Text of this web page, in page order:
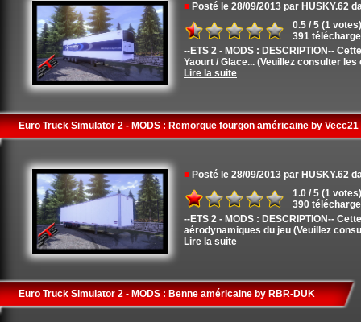
■ Posté le 28/09/2013 par HUSKY.62
0.5 / 5 (1 votes)
391
--ETS 2 - MODS : DESCRIPTION--
Yaourt / Glace... (Veuillez consulter
Lire la suite
Euro Truck Simulator 2 - MODS : Remorque fourgon américaine by Vecc21
■ Posté le 28/09/2013 par HUSKY.62
1.0 / 5 (1 votes)
390
--ETS 2 - MODS : DESCRIPTION--
aérodynamiques du jeu (Veuillez
Lire la suite
Euro Truck Simulator 2 - MODS : Benne américaine by RBR-DUK